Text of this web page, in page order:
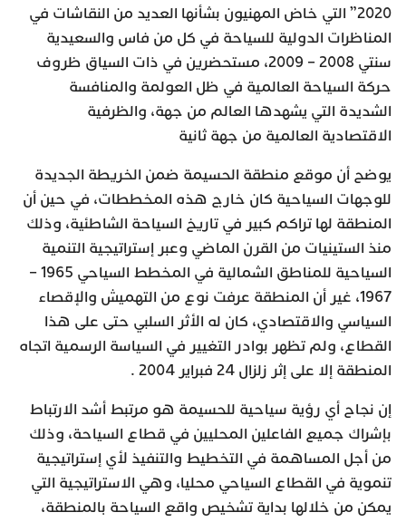
2020” التي خاض المهنيون بشأنها العديد من النقاشات في
المناظرات الدولية للسياحة في كل من فاس والسعيدية
سنتي 2008 – 2009، مستحضرين في ذات السياق ظروف
حركة السياحة العالمية في ظل العولمة والمنافسة
الشديدة التي يشهدها العالم من جهة، والظرفية
الاقتصادية العالمية من جهة ثانية
يوضح أن موقع منطقة الحسيمة ضمن الخريطة الجديدة
للوجهات السياحية كان خارج هذه المخططات، في حين أن
المنطقة لها تراكم كبير في تاريخ السياحة الشاطئية، وذلك
منذ الستينيات من القرن الماضي وعبر إستراتيجية التنمية
السياحية للمناطق الشمالية في المخطط السياحي 1965 –
1967، غير أن المنطقة عرفت نوع من التهميش والإقصاء
السياسي والاقتصادي، كان له الأثر السلبي حتى على هذا
القطاع، ولم تظهر بوادر التغيير في السياسة الرسمية اتجاه
المنطقة إلا على إثر زلزال 24 فبراير 2004 .
إن نجاح أي رؤية سياحية للحسيمة هو مرتبط أشد الارتباط
بإشراك جميع الفاعلين المحليين في قطاع السياحة، وذلك
من أجل المساهمة في التخطيط والتنفيذ لأي إستراتيجية
تنموية في القطاع السياحي محليا، وهي الاستراتيجية التي
يمكن من خلالها بداية تشخيص واقع السياحة بالمنطقة،